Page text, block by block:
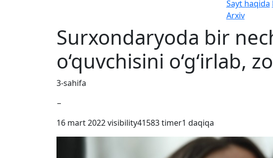
Sayt haqida
Arxiv
Surxondaryoda bir
o‘quvchisini o‘g‘irlab,
3-sahifa
−
16 mart 2022visibility41583timer1 daqiqa